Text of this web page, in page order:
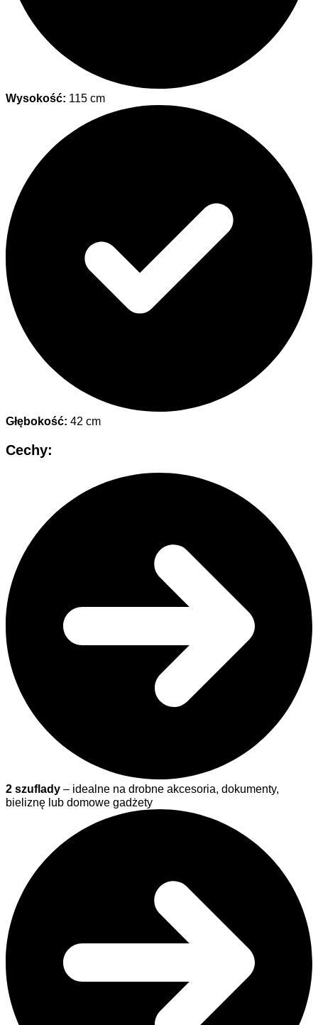
Wysokość: 115 cm
Głębokość: 42 cm
Cechy:
2 szuflady – idealne na drobne akcesoria, dokumenty,
bieliznę lub domowe gadżety